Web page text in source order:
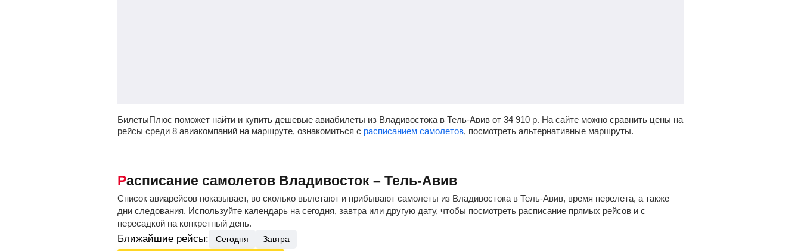
БилетыПлюс поможет найти и купить дешевые авиабилеты из Владивостока в Тель-Авив от 34 910 р. На сайте можно сравнить цены на
рейсы среди 8 авиакомпаний на маршруте, ознакомиться с расписанием самолетов, посмотреть альтернативные маршруты.
Расписание самолетов Владивосток – Тель-Авив
Список авиарейсов показывает, во сколько вылетают и прибывают самолеты из Владивостока в Тель-Авив, время перелета, а также
дни следования. Используйте календарь на сегодня, завтра или другую дату, чтобы посмотреть расписание прямых рейсов и с
пересадкой на конкретный день.
Ближайшие рейсы: Сегодня Завтра